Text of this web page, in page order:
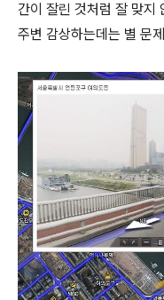
간이 잘린 것처럼 잘 맞지
주변 감상하는데는 별 문